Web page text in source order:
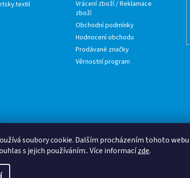
soubory cookie. Dalším procházením tohoto webu
s jejich používáním.. Více informacízde.
Vrácení zboží / Reklamace
zboží
Obchodní podmínky
Hodnocení obchodu
Prodávané značky
Věrnostní program